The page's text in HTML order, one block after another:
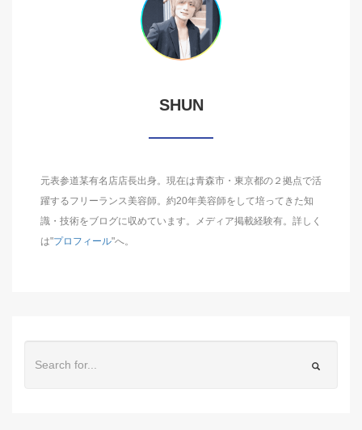
SHUN
元表参道某有名店店長出身。現在は青森市・東京都の２拠点で活
躍するフリーランス美容師。約20年美容師をして培ってきた知
識・技術をブログに収めています。メディア掲載経験有。詳しく
は"プロフィール"へ。